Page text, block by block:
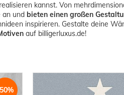
kannst. Von
an und bieten einen großen
inspirieren. Gestalte deine
auf billigerluxus.de!